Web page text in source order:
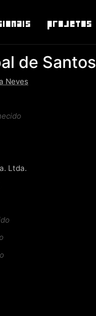
Projetos
de Santos
Neves
Ltda.